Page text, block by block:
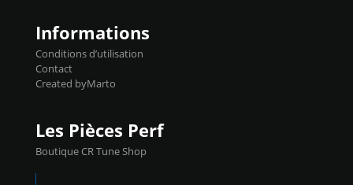
Informations
Conditions d’utilisation
Contact
Created byMarto
Les Pièces Perf
Boutique CR Tune Shop